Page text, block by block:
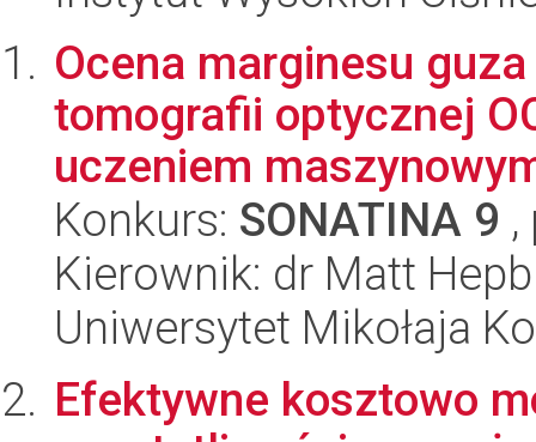
Ocena marginesu
tomografii optycznej
uczeniem
Konkurs: SONATINA 9
Kierownik: dr Matt
Uniwersytet Mikołaja
Efektywne kosztowo